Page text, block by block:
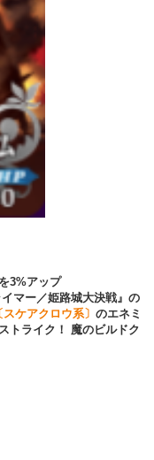
3%アップ
マー／姫路城大決戦』の
ケアクロウ系〕 のエネミ
トライク！ 魔のビルドク